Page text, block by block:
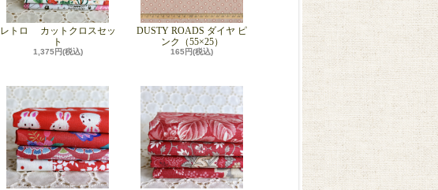
レトロ カットクロスセッ
ト
1,375円(税込)
DUSTY ROADS ダイヤ ピ
ンク（55×25）
165円(税込)